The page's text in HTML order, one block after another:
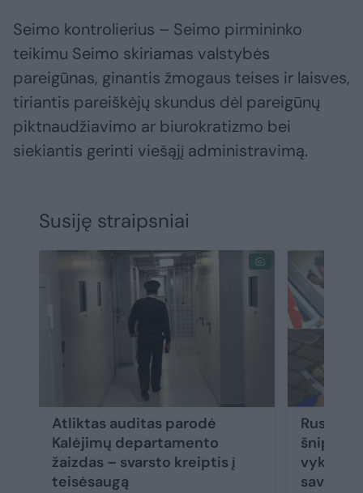
Seimo kontrolierius – Seimo pirmininko
teikimu Seimo skiriamas valstybės
pareigūnas, ginantis žmogaus teises ir laisves,
tiriantis pareiškėjų skundus dėl pareigūnų
piktnaudžiavimo ar biurokratizmo bei
siekiantis gerinti viešąjį administravimą.
Susiję straipsniai
Atliktas auditas parodė
Kalėjimų departamento
žaizdas – svarsto kreiptis į
teisėsaugą
Rusijoje
šnipo
vyksta
savų